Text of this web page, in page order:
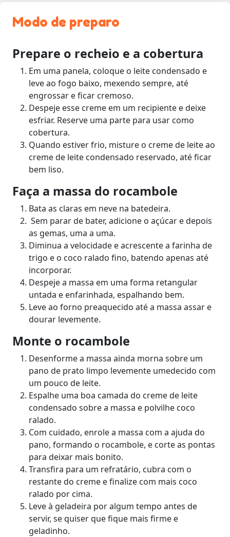
Modo de preparo
Prepare o recheio e a cobertura
Em uma panela, coloque o leite condensado e
leve ao fogo baixo, mexendo sempre, até
engrossar e ficar cremoso.
Despeje esse creme em um recipiente e deixe
esfriar. Reserve uma parte para usar como
cobertura.
Quando estiver frio, misture o creme de leite ao
creme de leite condensado reservado, até ficar
bem liso.
Faça a massa do rocambole
Bata as claras em neve na batedeira.
Sem parar de bater, adicione o açúcar e depois
as gemas, uma a uma.
Diminua a velocidade e acrescente a farinha de
trigo e o coco ralado fino, batendo apenas até
incorporar.
Despeje a massa em uma forma retangular
untada e enfarinhada, espalhando bem.
Leve ao forno preaquecido até a massa assar e
dourar levemente.
Monte o rocambole
Desenforme a massa ainda morna sobre um
pano de prato limpo levemente umedecido com
um pouco de leite.
Espalhe uma boa camada do creme de leite
condensado sobre a massa e polvilhe coco
ralado.
Com cuidado, enrole a massa com a ajuda do
pano, formando o rocambole, e corte as pontas
para deixar mais bonito.
Transfira para um refratário, cubra com o
restante do creme e finalize com mais coco
ralado por cima.
Leve à geladeira por algum tempo antes de
servir, se quiser que fique mais firme e
geladinho.